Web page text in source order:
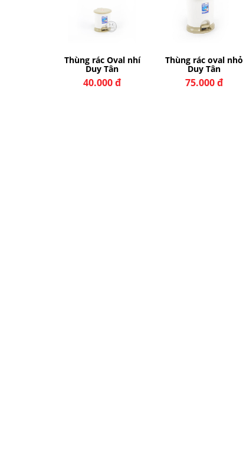
Thùng rác Oval nhí
Duy Tân
40.000 đ
Thùng rác oval nhỏ
Duy Tân
75.000 đ